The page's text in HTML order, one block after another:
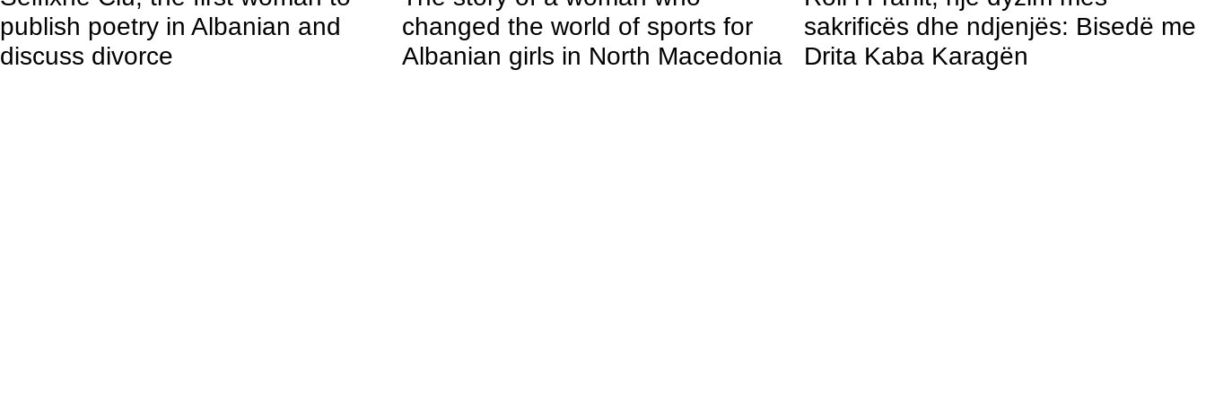
publish poetry in Albanian and
discuss divorce
changed the world of sports for
Albanian girls in North Macedonia
sakrificës dhe ndjenjës: Bisedë me
Drita Kaba Karagën